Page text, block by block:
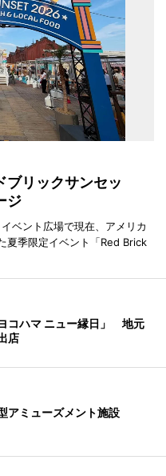
ブリックサンセッ
ジ
ベント広場で現在、アメリカ
夏季限定イベント「Red Brick
コハマ ニュー縁日」 地元
店
アミューズメント施設